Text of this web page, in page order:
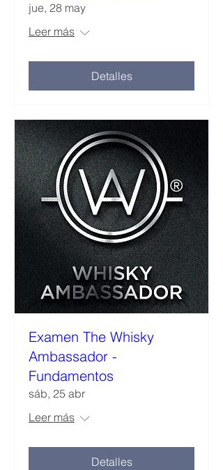
jue, 28 may
Leer más
Detalles
Examen The Whisky
Ambassador -
Fundamentos
sáb, 25 abr
Leer más
Detalles